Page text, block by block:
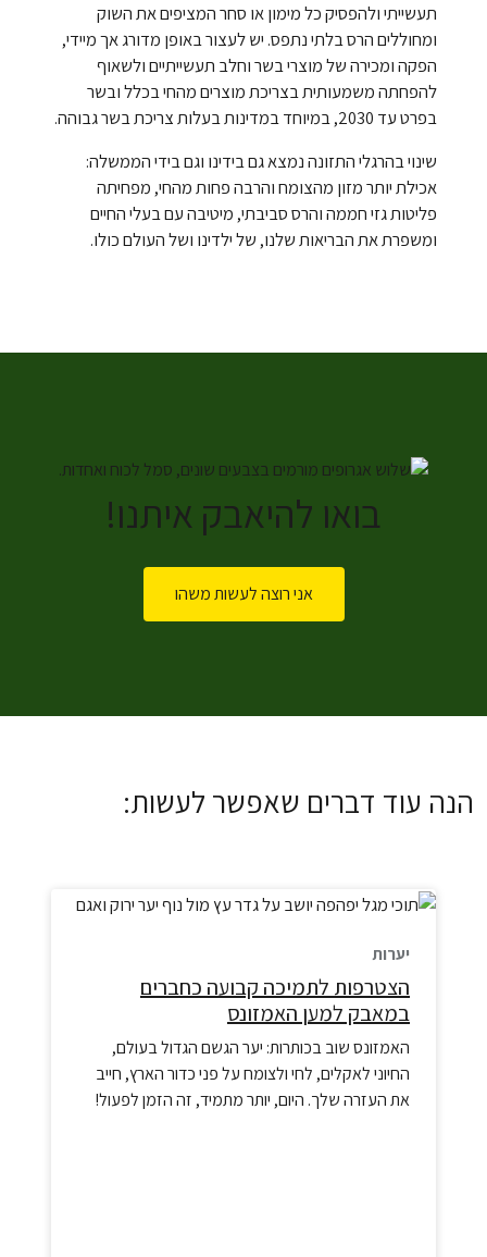
תעשייתי ולהפסיק כל מימון או סחר המציפים את השוק
ומחוללים הרס בלתי נתפס. יש לעצור באופן מדורג אך מיידי,
הפקה ומכירה של מוצרי בשר וחלב תעשייתיים ולשאוף
להפחתה משמעותית בצריכת מוצרים מהחי בכלל ובשר
בפרט עד 2030, במיוחד במדינות בעלות צריכת בשר גבוהה.
שינוי בהרגלי התזונה נמצא גם בידינו וגם בידי הממשלה:
אכילת יותר מזון מהצומח והרבה פחות מהחי, מפחיתה
פליטות גזי חממה והרס סביבתי, מיטיבה עם בעלי החיים
ומשפרת את הבריאות שלנו, של ילדינו ושל העולם כולו.
בואו להיאבק איתנו!
אני רוצה לעשות משהו
הנה עוד דברים שאפשר לעשות:
יערות
הצטרפות לתמיכה קבועה כחברים
במאבק למען האמזונס
האמזונס שוב בכותרות: יער הגשם הגדול בעולם,
החיוני לאקלים, לחי ולצומח על פני כדור הארץ, חייב
את העזרה שלך. היום, יותר מתמיד, זה הזמן לפעול!